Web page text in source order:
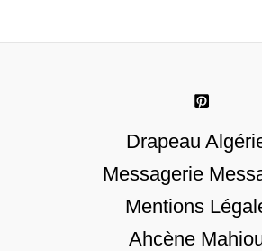
Drapeau
Messagerie
Mentions
Ahcène